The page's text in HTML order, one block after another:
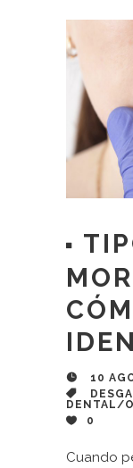
10
DENTAL/
0
Cuando